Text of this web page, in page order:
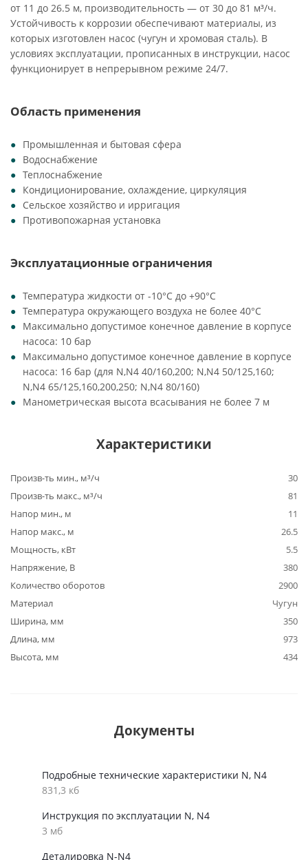
от 11 до 26.5 м, производительность — от 30 до 81 м³/ч.
Устойчивость к коррозии обеспечивают материалы, из
которых изготовлен насос (чугун и хромовая сталь). В
условиях эксплуатации, прописанных в инструкции, насос
функционирует в непрерывном режиме 24/7.
Область применения
Промышленная и бытовая сфера
Водоснабжение
Теплоснабжение
Кондиционирование, охлаждение, циркуляция
Сельское хозяйство и ирригация
Противопожарная установка
Эксплуатационные ограничения
Температура жидкости от -10°C до +90°C
Температура окружающего воздуха не более 40°C
Максимально допустимое конечное давление в корпусе
насоса: 10 бар
Максимально допустимое конечное давление в корпусе
насоса: 16 бар (для N,N4 40/160,200; N,N4 50/125,160;
N,N4 65/125,160,200,250; N,N4 80/160)
Манометрическая высота всасывания не более 7 м
Характеристики
Произв-ть мин., м³/ч
30
Произв-ть макс., м³/ч
81
Напор мин., м
11
Напор макс., м
26.5
Мощность, кВт
5.5
Напряжение, В
380
Количество оборотов
2900
Материал
Чугун
Ширина, мм
350
Длина, мм
973
Высота, мм
434
Документы
Подробные технические характеристики N, N4
831,3 кб
Инструкция по эксплуатации N, N4
3 мб
Деталировка N-N4